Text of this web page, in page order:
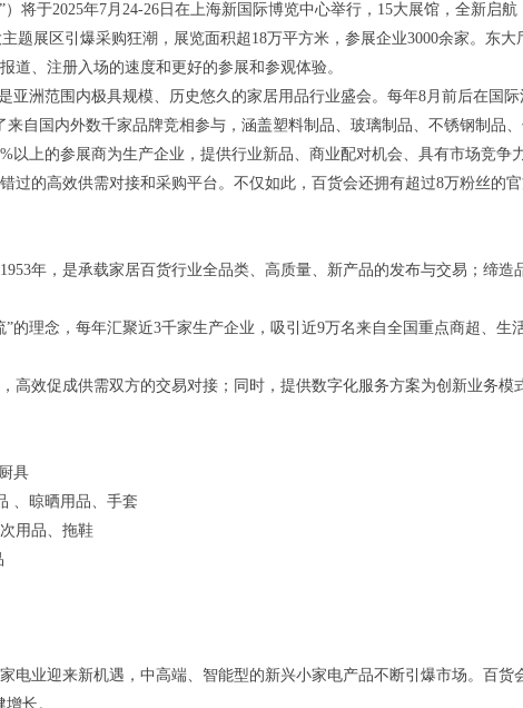
将于2025年7月24-26日在上海新国际博览中心举行，15大展馆，全新启航
题展区引爆采购狂潮，展览面积超18万平方米，参展企业3000余家。东大
道、注册入场的速度和更好的参展和参观体验。
亚洲范围内极具规模、历史悠久的家居用品行业盛会。每年8月前后在国际
来自国内外数千家品牌竞相参与，涵盖塑料制品、玻璃制品、不锈钢制品
以上的参展商为生产企业，提供行业新品、商业配对机会、具有市场竞争
过的高效供需对接和采购平台。不仅如此，百货会还拥有超过8万粉丝的
年，是承载家居百货行业全品类、高质量、新产品的发布与交易；缔造
的理念，每年汇聚近3千家生产企业，吸引近9万名来自全国重点商超、生
高效促成供需双方的交易对接；同时，提供数字化服务方案为创新业务模
具
、晾晒用品、手套
用品、拖鞋
电业迎来新机遇，中高端、智能型的新兴小家电产品不断引爆市场。百
长。